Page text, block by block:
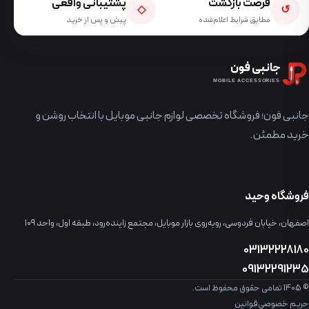
↺
مطابق شرایط اعلام‌شده
◇
پیش و پس از خرید
جانبی فون
MOBILE ACCESSORIES
جانبی فون؛ فروشگاه تخصصی لوازم جانبی موبایل با انتخاب روشن و
خرید مطمئن.
فروشگاه وحید
اصفهان، خیابان فردوسی، روبه‌روی بازار موبایل، مجتمع زاینده‌رود، طبقه اول، واحد ۱۰۹
03132228180
09132291235
© 1405 تمامی حقوق محفوظ است.
حریم خصوصیقوانین